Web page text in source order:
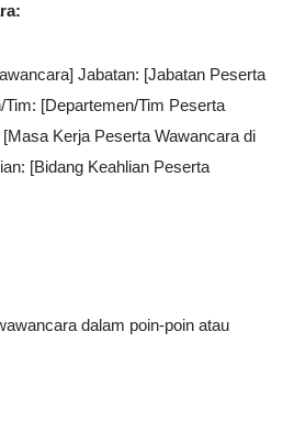
Jabatan: [Jabatan Peserta
[Departemen/Tim Peserta
Kerja Peserta Wawancara di
[Bidang Keahlian Peserta
dalam poin-poin atau